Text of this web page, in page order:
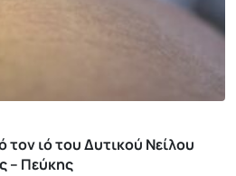
ιό του Δυτικού Νείλου
– Πεύκης